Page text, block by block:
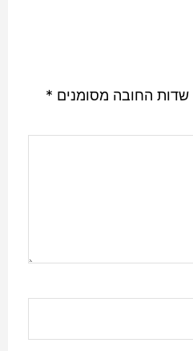
שדות החובה מסומנים *